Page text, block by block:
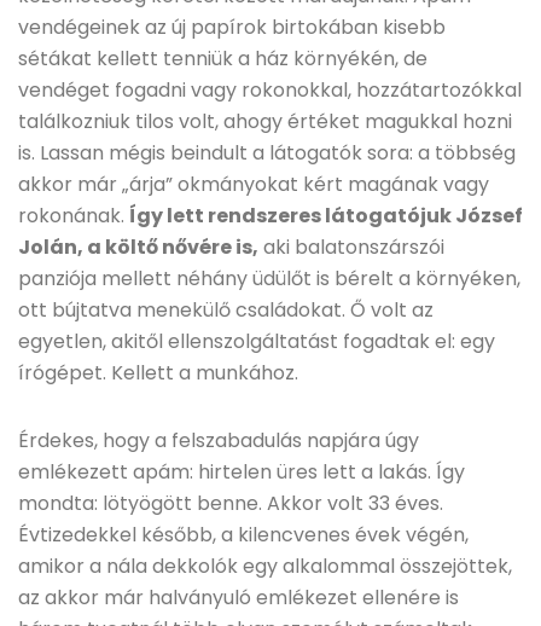
vendégeinek az új papírok birtokában kisebb
sétákat kellett tenniük a ház környékén, de
vendéget fogadni vagy rokonokkal, hozzátartozókkal
találkozniuk tilos volt, ahogy értéket magukkal hozni
is. Lassan mégis beindult a látogatók sora: a többség
akkor már „árja” okmányokat kért magának vagy
rokonának. Így lett rendszeres látogatójuk József
Jolán, a költő nővére is, aki balatonszárszói
panziója mellett néhány üdülőt is bérelt a környéken,
ott bújtatva menekülő családokat. Ő volt az
egyetlen, akitől ellenszolgáltatást fogadtak el: egy
írógépet. Kellett a munkához.
Érdekes, hogy a felszabadulás napjára úgy
emlékezett apám: hirtelen üres lett a lakás. Így
mondta: lötyögött benne. Akkor volt 33 éves.
Évtizedekkel később, a kilencvenes évek végén,
amikor a nála dekkolók egy alkalommal összejöttek,
az akkor már halványuló emlékezet ellenére is